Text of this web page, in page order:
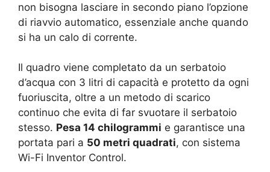
non bisogna lasciare in secondo piano l’opzione
di riavvio automatico, essenziale anche quando
si ha un calo di corrente.
Il quadro viene completato da un serbatoio
d’acqua con 3 litri di capacità e protetto da ogni
fuoriuscita, oltre a un metodo di scarico
continuo che evita di far svuotare il serbatoio
stesso. Pesa 14 chilogrammi e garantisce una
portata pari a 50 metri quadrati, con sistema
Wi-Fi Inventor Control.